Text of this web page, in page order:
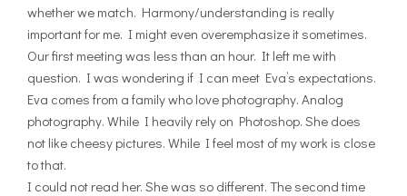
whether we match. Harmony/understanding is really
important for me. I might even overemphasize it sometimes.
Our first meeting was less than an hour. It left me with
question. I was wondering if I can meet Eva’s expectations.
Eva comes from a family who love photography. Analog
photography. While I heavily rely on Photoshop. She does
not like cheesy pictures. While I feel most of my work is close
to that.
I could not read her. She was so different. The second time